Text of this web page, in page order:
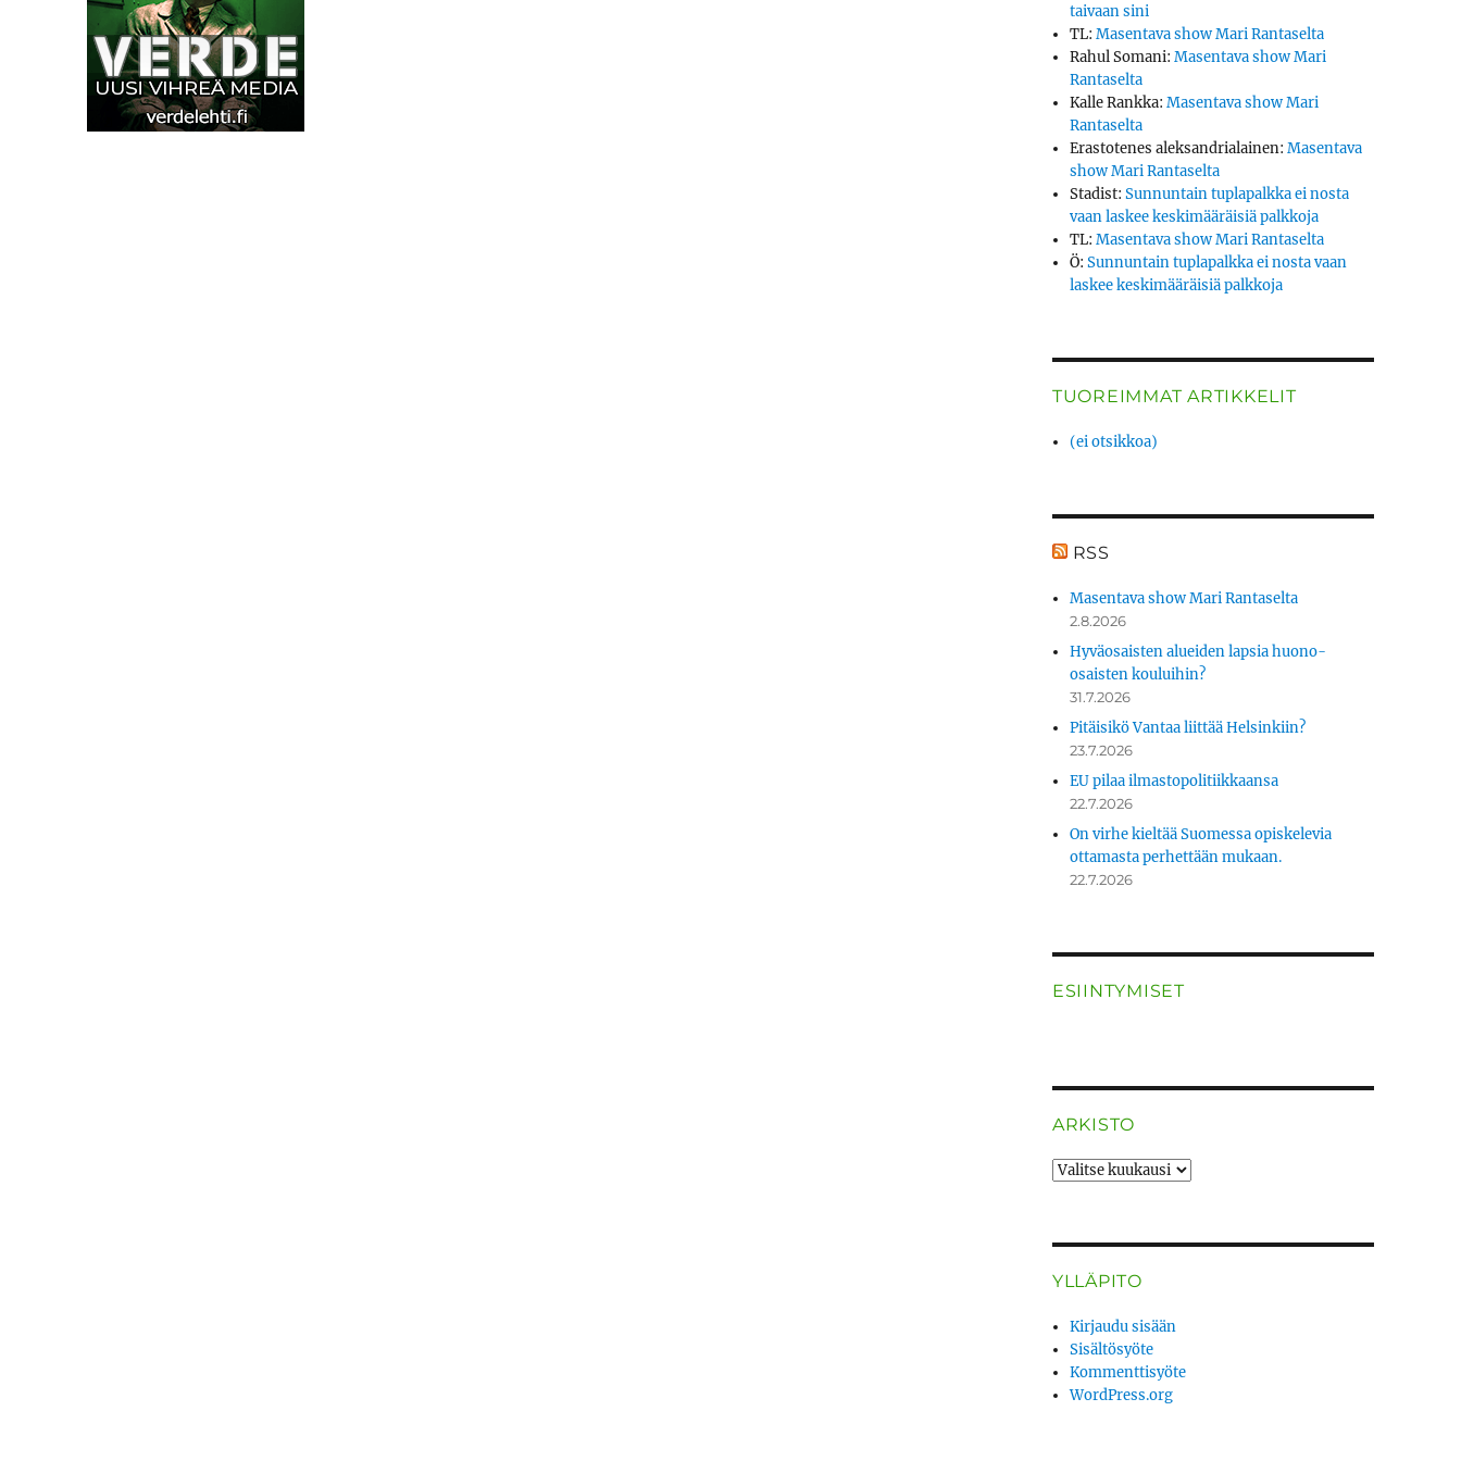
taivaan sini
TL:Masentava show Mari Rantaselta
Rahul Somani:Masentava show Mari
Rantaselta
Kalle Rankka:Masentava show Mari
Rantaselta
Erastotenes aleksandrialainen:Masentava
show Mari Rantaselta
Stadist:Sunnuntain tuplapalkka ei nosta
vaan laskee keskimääräisiä palkkoja
TL:Masentava show Mari Rantaselta
Ö:Sunnuntain tuplapalkka ei nosta vaan
laskee keskimääräisiä palkkoja
TUOREIMMAT ARTIKKELIT
(ei otsikkoa)
RSS
Masentava show Mari Rantaselta
2.8.2026
Hyväosaisten alueiden lapsia huono-
osaisten kouluihin?
31.7.2026
Pitäisikö Vantaa liittää Helsinkiin?
23.7.2026
EU pilaa ilmastopolitiikkaansa
22.7.2026
On virhe kieltää Suomessa opiskelevia
ottamasta perhettään mukaan.
22.7.2026
ESIINTYMISET
ARKISTO
ARKISTO
YLLÄPITO
Kirjaudu sisään
Sisältösyöte
Kommenttisyöte
WordPress.org